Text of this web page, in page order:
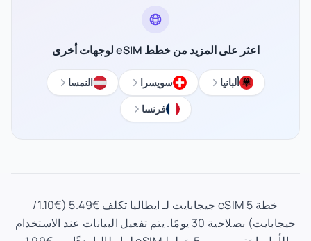
اعثر على المزيد من خطط eSIM لوجهات أخرى
ألبانيا سويسرا
النمسا
فرنسا
خطة eSIM 5 جيجابايت لـ ايطاليا تكلف €5.49 (€1.10/
جيجابايت) بصلاحية 30 يومًا. يتم تفعيل البيانات عند الاستخدام